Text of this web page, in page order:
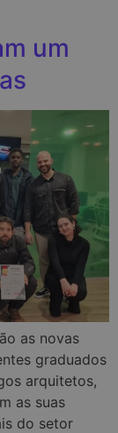
um
as novas
graduados
arquitetos,
as suas
do setor